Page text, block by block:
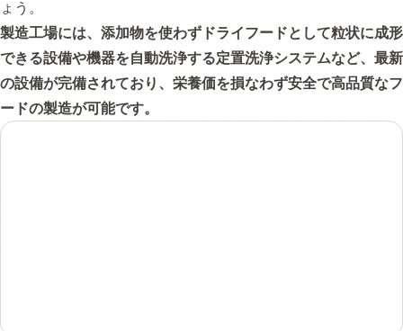
ょう。
製造工場には、添加物を使わずドライフードとして粒状に成形
できる設備や機器を自動洗浄する定置洗浄システムなど、最新
の設備が完備されており、栄養価を損なわず安全で高品質なフ
ードの製造が可能です。